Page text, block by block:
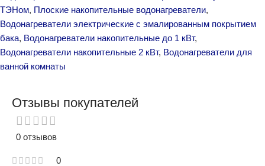
ТЭНом, Плоские накопительные водонагреватели,
Водонагреватели электрические с эмалированным покрытием
бака, Водонагреватели накопительные до 1 кВт,
Водонагреватели накопительные 2 кВт, Водонагреватели для
ванной комнаты
Отзывы покупателей
0 отзывов
0